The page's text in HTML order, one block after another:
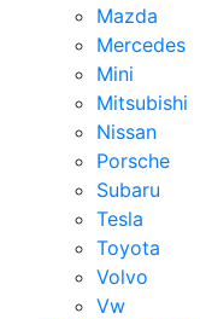
Mazda
Mercedes
Mini
Mitsubishi
Nissan
Porsche
Subaru
Tesla
Toyota
Volvo
Vw